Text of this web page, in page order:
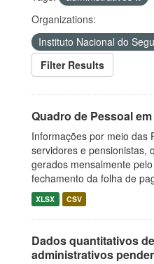
Organizations:
Instituto Nacional do
Filter Results
Quadro de Pessoal
Informações por meio das
servidores e pensionistas,
gerados mensalmente
fechamento da folha de
XLSX CSV
Dados quantitativos
administrativos